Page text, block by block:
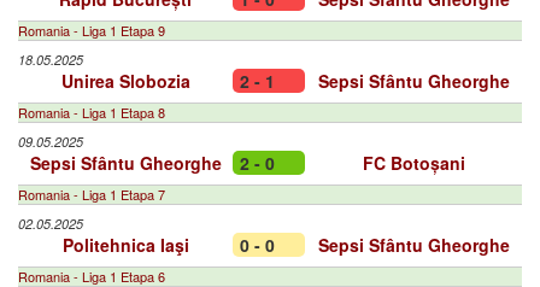
Romania - Liga 1 Etapa 9
18.05.2025
Unirea Slobozia 2 - 1 Sepsi Sfântu Gheorghe
Romania - Liga 1 Etapa 8
09.05.2025
Sepsi Sfântu Gheorghe 2 - 0 FC Botoșani
Romania - Liga 1 Etapa 7
02.05.2025
Politehnica Iaşi 0 - 0 Sepsi Sfântu Gheorghe
Romania - Liga 1 Etapa 6